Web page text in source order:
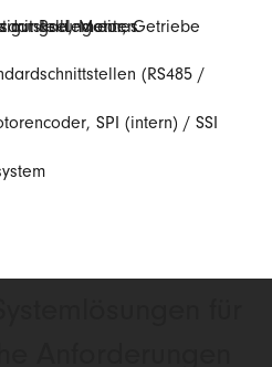
(RS485 /
SPI (intern) / SSI